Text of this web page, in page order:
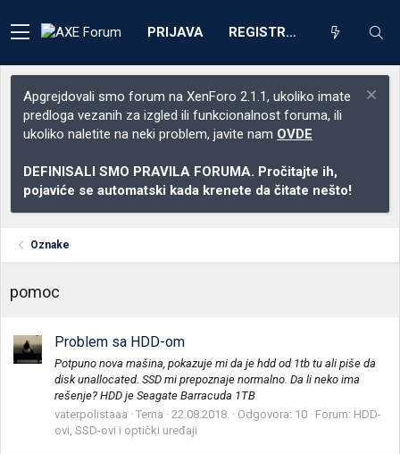
PRIJAVA REGISTRACIJA
Apgrejdovali smo forum na XenForo 2.1.1, ukoliko imate
predloga vezanih za izgled ili funkcionalnost foruma, ili
ukoliko naletite na neki problem, javite nam OVDE
DEFINISALI SMO PRAVILA FORUMA. Pročitajte ih,
pojaviće se automatski kada krenete da čitate nešto!
Oznake
pomoc
Problem sa HDD-om
Potpuno nova mašina, pokazuje mi da je hdd od 1tb tu ali piše da
disk unallocated. SSD mi prepoznaje normalno. Da li neko ima
rešenje? HDD je Seagate Barracuda 1TB
vaterpolistaaa
Tema 22.08.2018. Odgovora: 10 Forum: HDD-
ovi, SSD-ovi i optički uređaji